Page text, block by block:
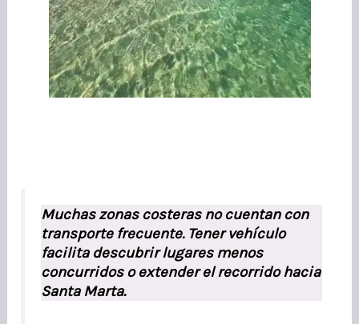
Muchas zonas costeras no cuentan con
transporte frecuente. Tener vehículo
facilita descubrir lugares menos
concurridos o extender el recorrido hacia
Santa Marta.